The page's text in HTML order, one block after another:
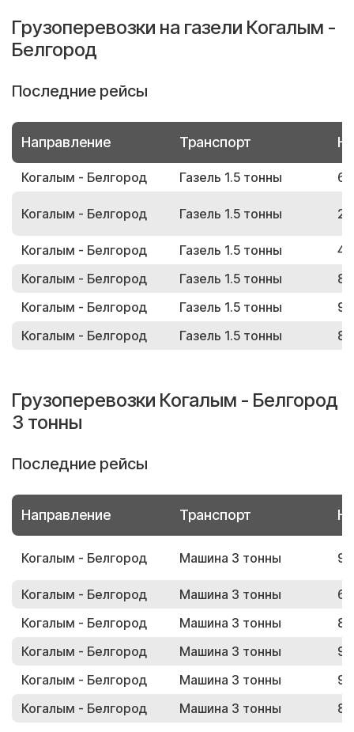
Грузоперевозки на газели Когалым -
Белгород
Последние рейсы
Направление Транспорт
Когалым - Белгород Газель 1.5 тонны
Когалым - Белгород Газель 1.5 тонны
Когалым - Белгород Газель 1.5 тонны
Когалым - Белгород
Газель 1.5 тонны
Когалым - Белгород
Газель 1.5 тонны
Когалым - Белгород
Газель 1.5 тонны
Грузоперевозки Когалым - Белгород
3 тонны
Последние рейсы
Направление Транспорт
Когалым - Белгород Машина 3 тонны
Когалым - Белгород Машина 3 тонны
Когалым - Белгород
Машина 3 тонны
Когалым - Белгород
Машина 3 тонны
Когалым - Белгород
Машина 3 тонны
Когалым - Белгород
Машина 3 тонны